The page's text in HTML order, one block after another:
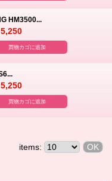
HM3500...
5,250
買物カゴに追加
5,250
買物カゴに追加
items: